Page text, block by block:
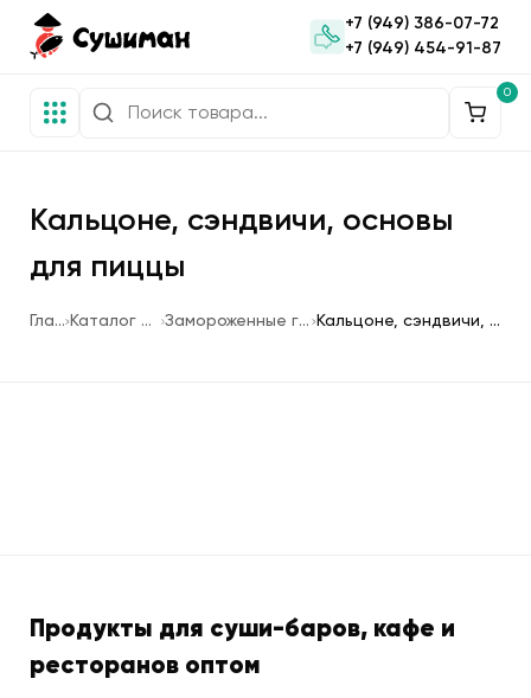
+7 (949) 386-07-72
+7 (949) 454-91-87
0
Кальцоне, сэндвичи, основы
для пиццы
Главная Каталог продукции Замороженные готовые блюда Кальцоне, сэндвичи, основы для пиццы
Продукты для суши-баров, кафе и
ресторанов оптом